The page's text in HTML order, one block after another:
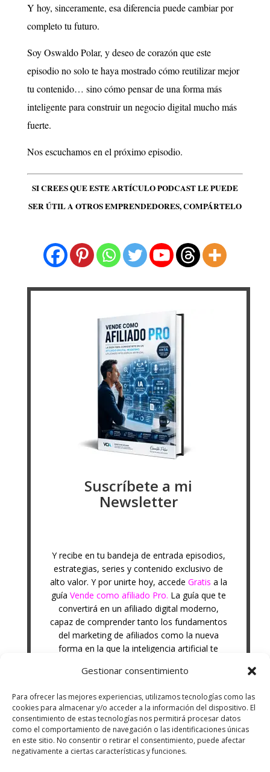
Gestionar consentimiento
Para ofrecer las mejores experiencias, utilizamos tecnologías como las
cookies para almacenar y/o acceder a la información del dispositivo. El
consentimiento de estas tecnologías nos permitirá procesar datos
como el comportamiento de navegación o las identificaciones únicas
en este sitio. No consentir o retirar el consentimiento, puede afectar
negativamente a ciertas características y funciones.
Y hoy, sinceramente, esa diferencia puede cambiar por
completo tu futuro.
Soy Oswaldo Polar, y deseo de corazón que este
episodio no solo te haya mostrado cómo reutilizar mejor
tu contenido… sino cómo pensar de una forma más
inteligente para construir un negocio digital mucho más
fuerte.
Nos escuchamos en el próximo episodio.
SI CREES QUE ESTE ARTÍCULO PODCAST LE PUEDE
SER ÚTIL A OTROS EMPRENDEDORES, COMPÁRTELO
Suscríbete a mi
Newsletter
Y recibe en tu bandeja de entrada episodios,
estrategias, series y contenido exclusivo de
alto valor. Y por unirte hoy, accede Gratis a la
guía Vende como afiliado Pro. La guía que te
convertirá en un afiliado digital moderno,
capaz de comprender tanto los fundamentos
del marketing de afiliados como la nueva
forma en la que la inteligencia artificial te